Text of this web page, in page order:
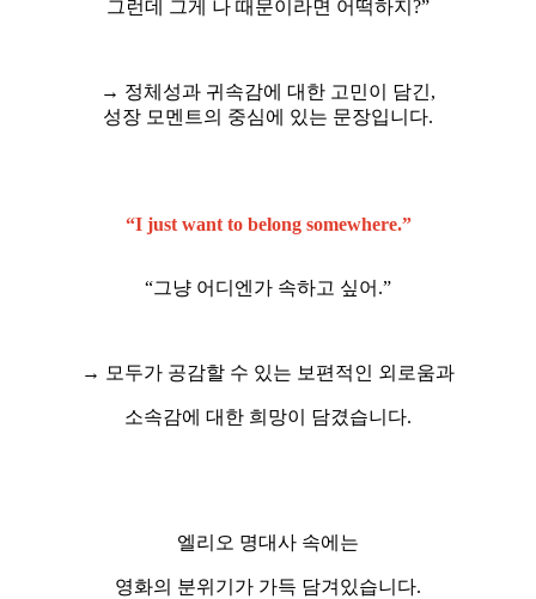
그런데 그게 나 때문이라면 어떡하지?”
→ 정체성과 귀속감에 대한 고민이 담긴,
성장 모멘트의 중심에 있는 문장입니다.
“I just want to belong somewhere.”
“그냥 어디엔가 속하고 싶어.”
→ 모두가 공감할 수 있는 보편적인 외로움과
소속감에 대한 희망이 담겼습니다.
엘리오 명대사 속에는
영화의 분위기가 가득 담겨있습니다.